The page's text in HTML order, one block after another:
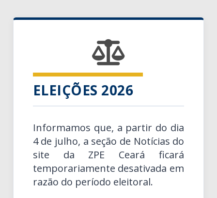
ELEIÇÕES 2026
Informamos que, a partir do dia
4 de julho, a seção de Notícias do
site da ZPE Ceará ficará
temporariamente desativada em
razão do período eleitoral.